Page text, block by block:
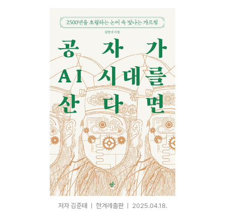
저자 김준태 ㅣ 한겨레출판 ㅣ 2025.04.18.